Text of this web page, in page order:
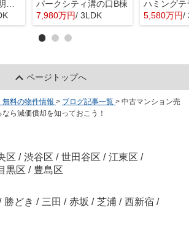
ブリリアマーレ有明タワー＆ガーデン
パークシティ溝の口B棟
7,980万円/ 3LDK
ハミングテ
5,580万円/
ページトップへ
料の物件情報 > ブログ記事一覧 > 中古マンション売
ら減価償却を知っておこう！
区 / 渋谷区 / 世田谷区 / 江東区 /
黒区 / 豊島区
勝どき / 三田 / 赤坂 / 芝浦 / 西新宿 /